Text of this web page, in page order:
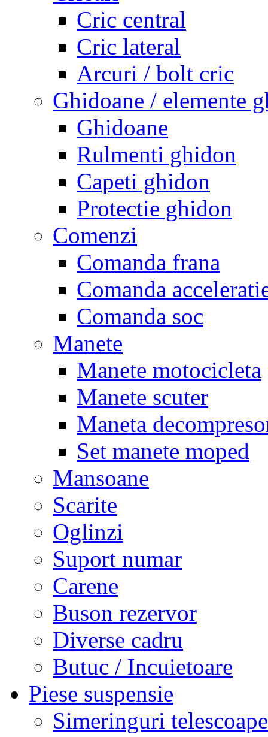
Cric central
Cric lateral
Arcuri / bolt cric
Ghidoane / elemente
Ghidoane
Rulmenti ghidon
Capeti ghidon
Protectie ghidon
Comenzi
Comanda frana
Comanda
Comanda soc
Manete
Manete motocicleta
Manete scuter
Maneta
Set manete moped
Mansoane
Scarite
Oglinzi
Suport numar
Carene
Buson rezervor
Diverse cadru
Butuc / Incuietoare
Piese suspensie
Simeringuri telescoape